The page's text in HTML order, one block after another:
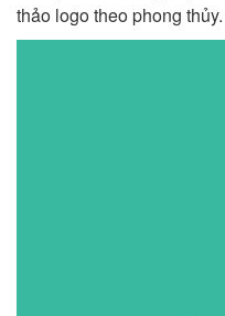
thảo logo theo phong thủy.